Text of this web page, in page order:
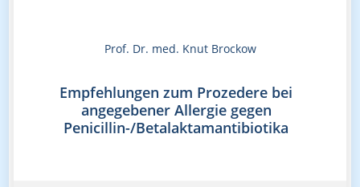
Prof. Dr. med. Knut Brockow
Empfehlungen zum Prozedere bei
angegebener Allergie gegen
Penicillin-/Betalaktamantibiotika